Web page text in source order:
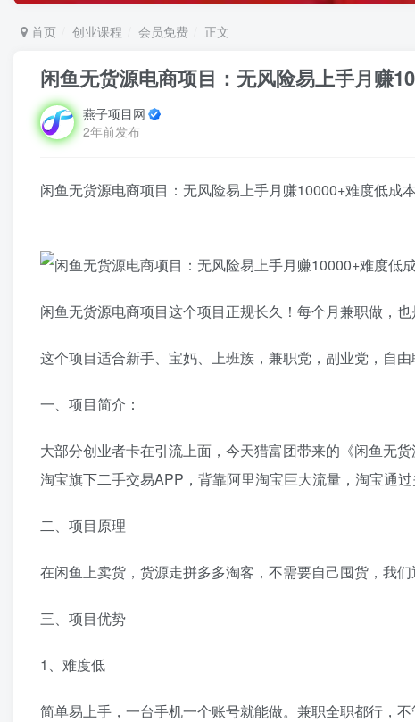
首页 创业课程 会员免费 正文
闲鱼无货源电商项目：无风险易上手月赚
燕子项目网
2年前发布
闲鱼无货源电商项目：无风险易上手月赚10000+难度低成
闲鱼无货源电商项目这个项目正规长久！每个月兼职做，也
这个项目适合新手、宝妈、上班族，兼职党，副业党，自
一、项目简介：
大部分创业者卡在引流上面，今天猎富团带来的《闲鱼无
淘宝旗下二手交易APP，背靠阿里淘宝巨大流量，淘宝通
二、项目原理
在闲鱼上卖货，货源走拼多多淘客，不需要自己囤货，我
三、项目优势
1、难度低
简单易上手，一台手机一个账号就能做。兼职全职都行，